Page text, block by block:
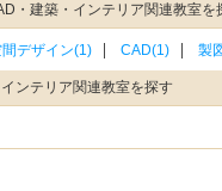
・建築・インテリア関連教室を
デザイン(1) CAD(1) 製
ンテリア関連教室を探す